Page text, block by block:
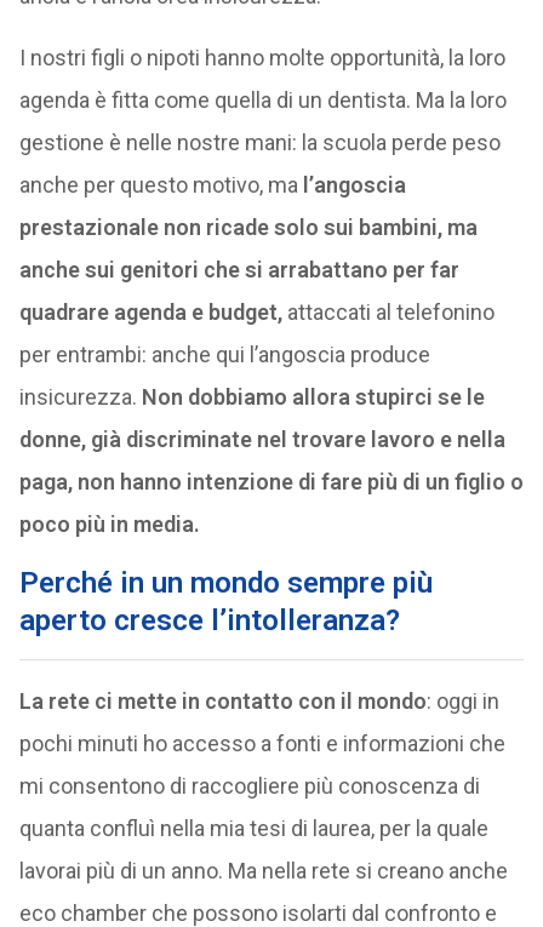
I nostri figli o nipoti hanno molte opportunità, la loro
agenda è fitta come quella di un dentista. Ma la loro
gestione è nelle nostre mani: la scuola perde peso
anche per questo motivo, ma l’angoscia
prestazionale non ricade solo sui bambini, ma
anche sui genitori che si arrabattano per far
quadrare agenda e budget,attaccati al telefonino
per entrambi: anche qui l’angoscia produce
insicurezza. Non dobbiamo allora stupirci se le
donne, già discriminate nel trovare lavoro e nella
paga, non hanno intenzione di fare più di un figlio o
poco più in media.
Perché in un mondo sempre più
aperto cresce l’intolleranza?
La rete ci mette in contatto con il mondo: oggi in
pochi minuti ho accesso a fonti e informazioni che
mi consentono di raccogliere più conoscenza di
quanta confluì nella mia tesi di laurea, per la quale
lavorai più di un anno. Ma nella rete si creano anche
eco chamber che possono isolarti dal confronto e